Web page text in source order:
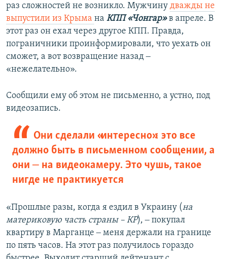
раз сложностей не возникло. Мужчину дважды не
выпустили из Крыма на КПП «Чонгар»в апреле. В
этот раз он ехал через другое КПП. Правда,
пограничники проинформировали, что уехать он
сможет, а вот возвращение назад ‒
«нежелательно».
Сообщили ему об этом не письменно, а устно, под
видеозапись.
Они сделали «интересно»: это все
должно быть в письменном сообщении, а
они ‒ на видеокамеру. Это чушь, такое
нигде не практикуется
«Прошлые разы, когда я ездил в Украину (на
материковую часть страны – КР), ‒ покупал
квартиру в Марганце ‒ меня держали на границе
по пять часов. На этот раз получилось гораздо